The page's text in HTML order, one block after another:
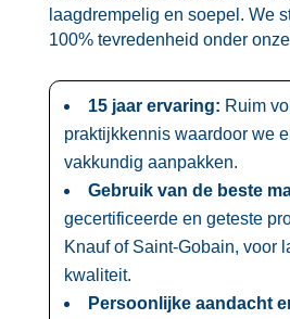
laagdrempelig en soepel.​ We
100% tevredenheid onder
15 jaar ervaring: Ruim
praktijkkennis waardoor we
vakkundig aanpakken.​
Gebruik van de beste
gecertificeerde en geteste
Knauf of Saint-Gobain, voor
kwaliteit.​
Persoonlijke aandacht